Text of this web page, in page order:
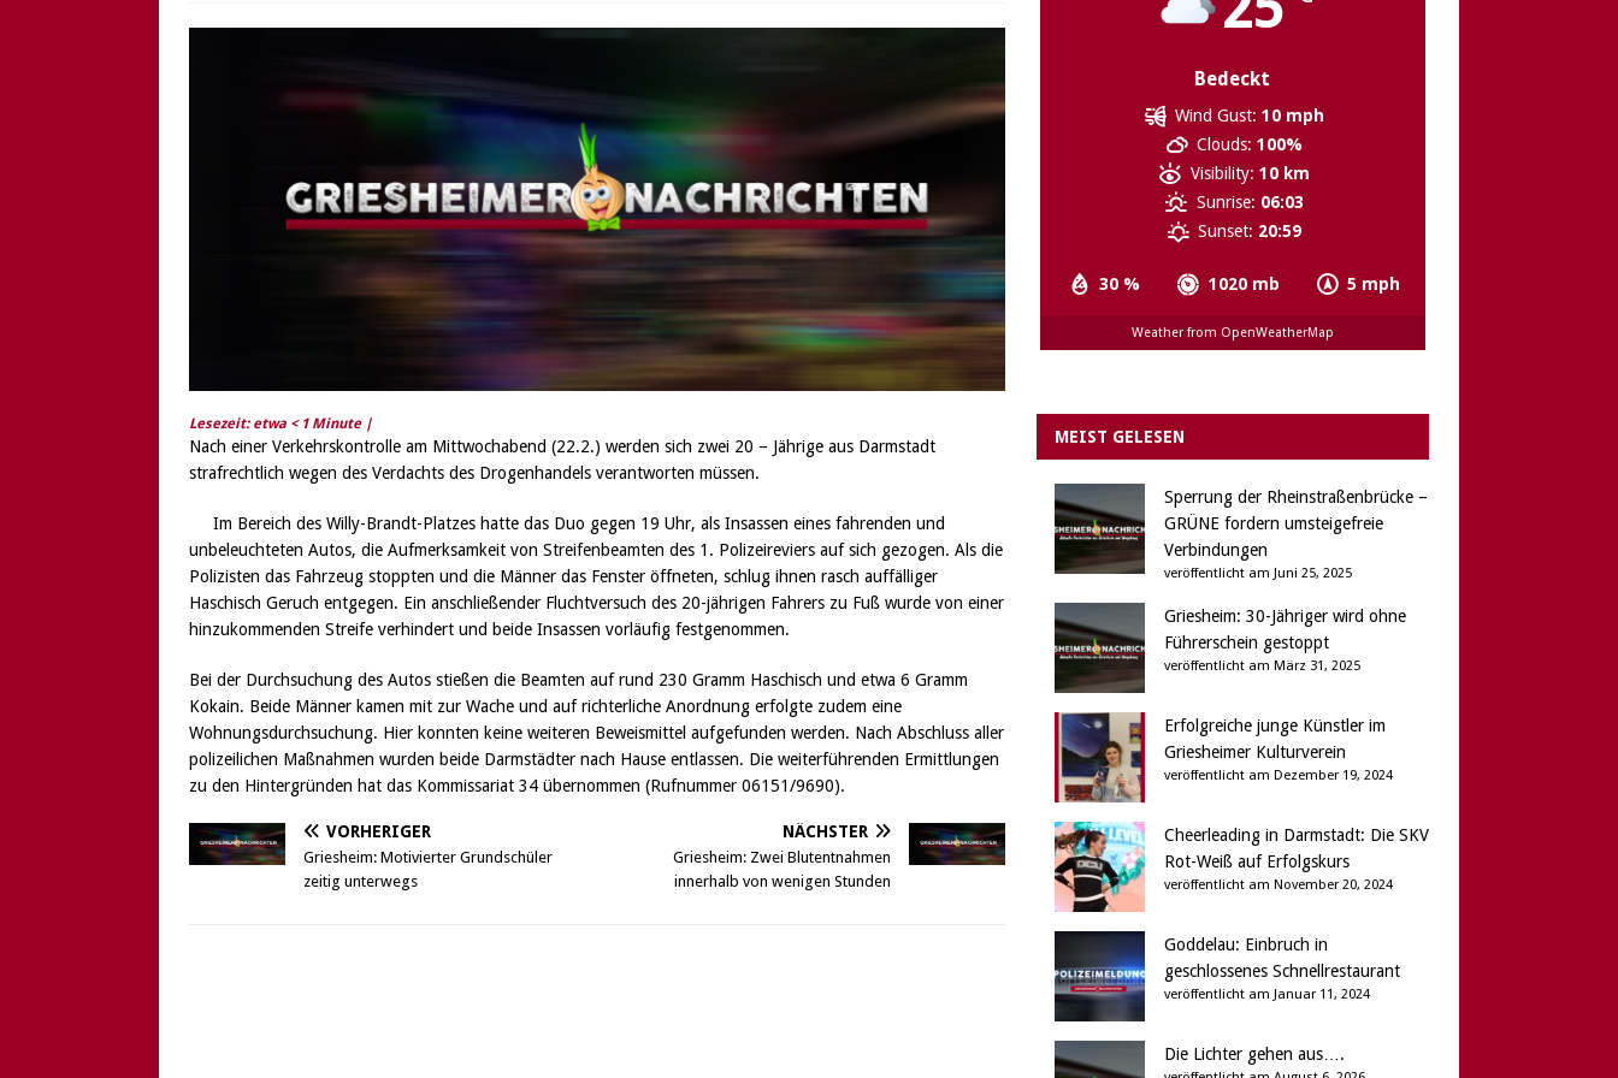
[ 6. August 2026 ] Die Lichter gehen aus…. IN EIGENER SACHE
Lesezeit: etwa < 1 Minute |
Nach einer Verkehrskontrolle am Mittwochabend (22.2.) werden sich zwei 20 – Jährige aus Darmstadt
strafrechtlich wegen des Verdachts des Drogenhandels verantworten müssen.
Im Bereich des Willy-Brandt-Platzes hatte das Duo gegen 19 Uhr, als Insassen eines fahrenden und
unbeleuchteten Autos, die Aufmerksamkeit von Streifenbeamten des 1. Polizeireviers auf sich gezogen. Als die
Polizisten das Fahrzeug stoppten und die Männer das Fenster öffneten, schlug ihnen rasch auffälliger
Haschisch Geruch entgegen. Ein anschließender Fluchtversuch des 20-jährigen Fahrers zu Fuß wurde von einer
hinzukommenden Streife verhindert und beide Insassen vorläufig festgenommen.
Bei der Durchsuchung des Autos stießen die Beamten auf rund 230 Gramm Haschisch und etwa 6 Gramm
Kokain. Beide Männer kamen mit zur Wache und auf richterliche Anordnung erfolgte zudem eine
Wohnungsdurchsuchung. Hier konnten keine weiteren Beweismittel aufgefunden werden. Nach Abschluss aller
polizeilichen Maßnahmen wurden beide Darmstädter nach Hause entlassen. Die weiterführenden Ermittlungen
zu den Hintergründen hat das Kommissariat 34 übernommen (Rufnummer 06151/9690).
VORHERIGER
Griesheim: Motivierter Grundschüler
zeitig unterwegs
NÄCHSTER
Griesheim: Zwei Blutentnahmen
innerhalb von wenigen Stunden
Bedeckt
30 % 1020 mb 5 mph
Wind Gust: 10 mph
Clouds: 100%
Visibility: 10 km
Sunrise: 06:03
Sunset: 20:59
Weather from OpenWeatherMap
MEIST GELESEN
Sperrung der Rheinstraßenbrücke –
GRÜNE fordern umsteigefreie
Verbindungen
veröffentlicht am Juni 25, 2025
Griesheim: 30-Jähriger wird ohne
Führerschein gestoppt
veröffentlicht am März 31, 2025
Erfolgreiche junge Künstler im
Griesheimer Kulturverein
veröffentlicht am Dezember 19, 2024
Cheerleading in Darmstadt: Die SKV
Rot-Weiß auf Erfolgskurs
veröffentlicht am November 20, 2024
Goddelau: Einbruch in
geschlossenes Schnellrestaurant
veröffentlicht am Januar 11, 2024
Die Lichter gehen aus….